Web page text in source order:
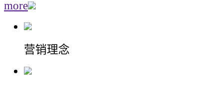
more
营销理念